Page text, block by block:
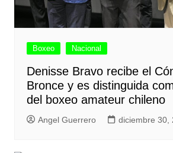
Boxeo Nacional
Denisse Bravo recibe el
Bronce y es distinguida
del boxeo amateur chileno
Angel Guerrero diciembre 30,